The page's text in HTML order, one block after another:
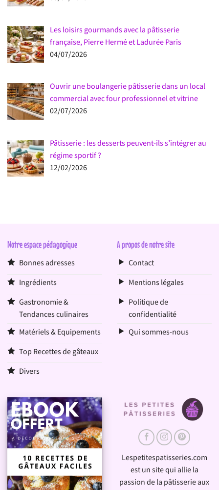
Les loisirs gourmands avec la pâtisserie
française, Pierre Hermé et Ladurée Paris
04/07/2026
Ouvrir une boulangerie pâtisserie dans un local
commercial avec four professionnel et vitrine
02/07/2026
Pâtisserie : les desserts peuvent-ils s’intégrer au
régime sportif ?
12/02/2026
Notre espace pédagogique
Bonnes adresses
Ingrédients
Gastronomie &
Tendances culinaires
Matériels & Equipements
Top Recettes de gâteaux
Divers
A propos de notre site
Contact
Mentions légales
Politique de
confidentialité
Qui sommes-nous
Lespetitespatisseries.com
est un site qui allie la
passion de la pâtisserie aux